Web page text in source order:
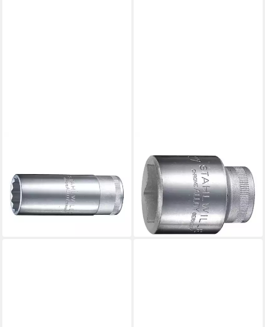
Steckschlüsseleinsatz SW.18"
L.83mm
ab 27,02 €
Stecknuss
Steckschlüsseleinsatz (1/2)
SW.13 mm L.38 mm 51 g
ab 17,68 €
lieferbar - in 3-4 Werktagen bei dir